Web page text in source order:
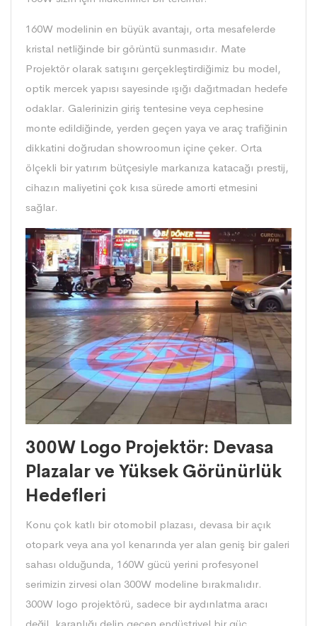
160W modelinin en büyük avantajı, orta mesafelerde
kristal netliğinde bir görüntü sunmasıdır. Mate
Projektör olarak satışını gerçekleştirdiğimiz bu model,
optik mercek yapısı sayesinde ışığı dağıtmadan hedefe
odaklar. Galerinizin giriş tentesine veya cephesine
monte edildiğinde, yerden geçen yaya ve araç trafiğinin
dikkatini doğrudan showroomun içine çeker. Orta
ölçekli bir yatırım bütçesiyle markanıza katacağı prestij,
cihazın maliyetini çok kısa sürede amorti etmesini
sağlar.
300W Logo Projektör: Devasa
Plazalar ve Yüksek Görünürlük
Hedefleri
Konu çok katlı bir otomobil plazası, devasa bir açık
otopark veya ana yol kenarında yer alan geniş bir galeri
sahası olduğunda, 160W gücü yerini profesyonel
serimizin zirvesi olan 300W modeline bırakmalıdır.
300W logo projektörü, sadece bir aydınlatma aracı